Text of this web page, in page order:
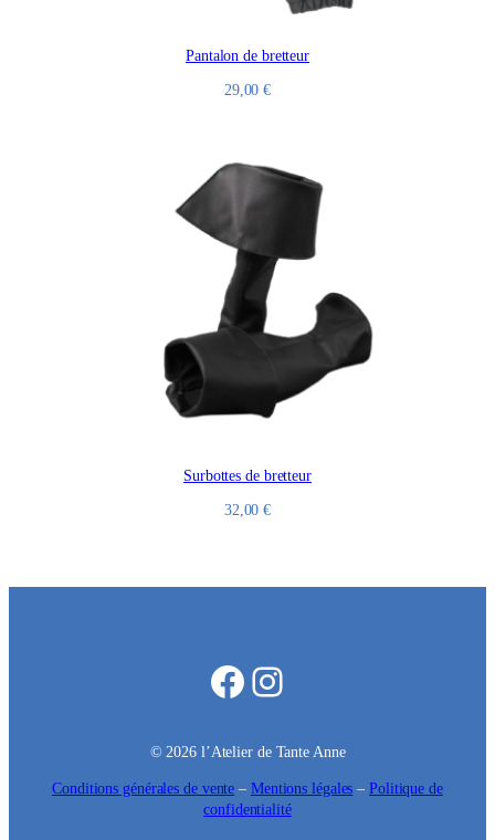
Pantalon de bretteur
29,00€
Surbottes de bretteur
32,00€
Facebook
Instagram
© 2026 l’Atelier de Tante Anne
Conditions générales de vente – Mentions légales –Politique de
confidentialité